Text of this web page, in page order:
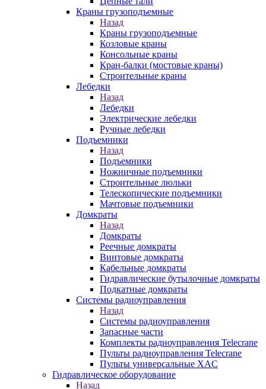
Краны грузоподъемные
Назад
Краны грузоподъемные
Козловые краны
Консольные краны
Кран-балки (мостовые краны)
Строительные краны
Лебедки
Назад
Лебедки
Электрические лебедки
Ручные лебедки
Подъемники
Назад
Подъемники
Ножничные подъемники
Строительные люльки
Телескопические подъемники
Мачтовые подъемники
Домкраты
Назад
Домкраты
Реечные домкраты
Винтовые домкраты
Кабельные домкраты
Гидравлические бутылочные домкраты
Подкатные домкраты
Системы радиоуправления
Назад
Системы радиоуправления
Запасные части
Комплекты радиоуправления Telecrane
Пульты радиоуправления Telecrane
Пульты универсальные XAC
Гидравлическое оборудование
Назад